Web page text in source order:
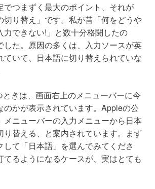
でつまずく最大のポイント、それが
切り替え」です。私が昔「何をどうや
力できない!」と数十分格闘したの
した。原因の多くは、入力ソースが英
ていて、日本語に切り替えられていな
きは、画面右上のメニューバーに今
のかが表示されています。Appleの公
メニューバーの入力メニューから日本
り替える、と案内されています。まず
して「日本語」を選んでみてくださ
てるようになるケースが、実はとても